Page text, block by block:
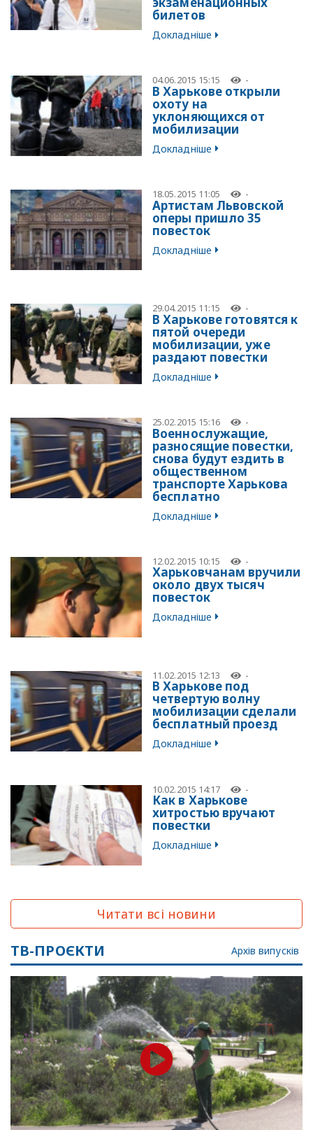
билетов
Докладніше
04.06.2015 15:15 -
В Харькове открыли
охоту на
уклоняющихся от
мобилизации
Докладніше
18.05.2015 11:05 -
Артистам Львовской
оперы пришло 35
повесток
Докладніше
29.04.2015 11:15 -
В Харькове готовятся к
пятой очереди
мобилизации, уже
раздают повестки
Докладніше
25.02.2015 15:16 -
Военнослужащие,
разносящие повестки,
снова будут ездить в
общественном
транспорте Харькова
бесплатно
Докладніше
12.02.2015 10:15 -
Харьковчанам вручили
около двух тысяч
повесток
Докладніше
11.02.2015 12:13 -
В Харькове под
четвертую волну
мобилизации сделали
бесплатный проезд
Докладніше
10.02.2015 14:17 -
Как в Харькове
хитростью вручают
повестки
Докладніше
Читати всі новини
ТВ-ПРОЄКТИ Архів випусків